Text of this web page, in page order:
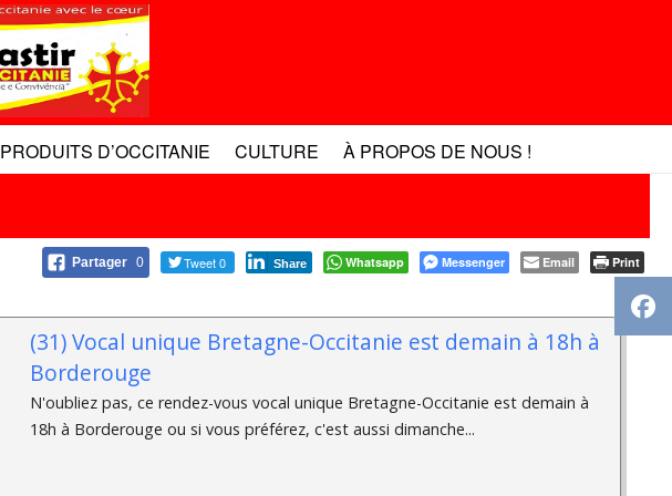
PRODUITS D’OCCITANIE CULTURE À PROPOS DE NOUS !
Partager 0 Tweet 0 Share Whatsapp Messenger Email Print
(31) Vocal unique Bretagne-Occitanie est demain à 18h à
Borderouge
N'oubliez pas, ce rendez-vous vocal unique Bretagne-Occitanie est demain à
18h à Borderouge ou si vous préférez, c'est aussi dimanche...